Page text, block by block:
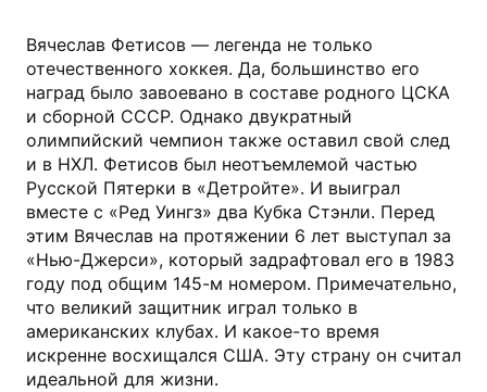
Вячеслав Фетисов — легенда не только
отечественного хоккея. Да, большинство его
наград было завоевано в составе родного ЦСКА
и сборной СССР. Однако двукратный
олимпийский чемпион также оставил свой след
и в НХЛ. Фетисов был неотъемлемой частью
Русской Пятерки в «Детройте». И выиграл
вместе с «Ред Уингз» два Кубка Стэнли. Перед
этим Вячеслав на протяжении 6 лет выступал за
«Нью-Джерси», который задрафтовал его в 1983
году под общим 145-м номером. Примечательно,
что великий защитник играл только в
американских клубах. И какое-то время
искренне восхищался США. Эту страну он считал
идеальной для жизни.